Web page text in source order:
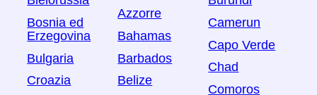
Bosnia ed
Erzegovina
Bulgaria
Croazia
Azzorre
Bahamas
Barbados
Belize
Camerun
Capo Verde
Chad
Comoros